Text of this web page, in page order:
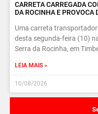
CARRETA CARREGADA
DA ROCINHA E PROVOCA
Uma carreta
desta segunda-feira (10)
Serra da Rocinha, em
LEIA MAIS »
10/08/2026